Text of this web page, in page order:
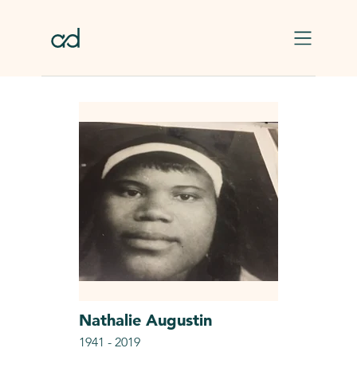
Nathalie Augustin
1941 - 2019